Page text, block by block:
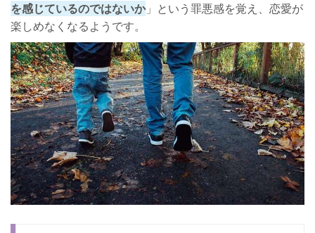
を感じているのではないか」という罪悪感を覚え、恋愛が
楽しめなくなるようです。